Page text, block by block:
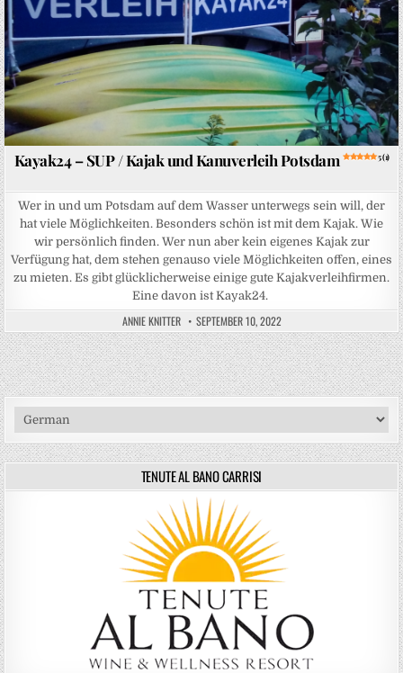
Kayak24 – SUP / Kajak und Kanuverleih Potsdam 5 (1)
Wer in und um Potsdam auf dem Wasser unterwegs sein will, der
hat viele Möglichkeiten. Besonders schön ist mit dem Kajak. Wie
wir persönlich finden. Wer nun aber kein eigenes Kajak zur
Verfügung hat, dem stehen genauso viele Möglichkeiten offen, eines
zu mieten. Es gibt glücklicherweise einige gute Kajakverleihfirmen.
Eine davon ist Kayak24.
ANNIE KNITTER SEPTEMBER 10, 2022
TENUTE AL BANO CARRISI